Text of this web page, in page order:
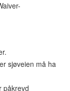
sjøveien må ha
påkrevd